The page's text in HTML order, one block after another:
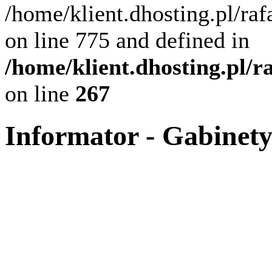
/home/klient.dhosting.pl/
on line 775 and defined in
/home/klient.dhosting.pl/
on line 267
Informator -